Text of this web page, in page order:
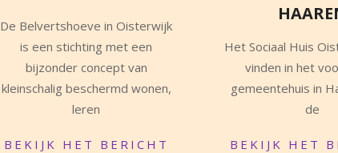
10-
De Belvertshoeve in Oisterwijk
is een stichting met een
bijzonder concept van
kleinschalig beschermd wonen,
leren
BEKIJK HET BERICHT
03-
Het Sociaal Huis
vinden in het
gemeentehuis in
de
BEKIJK HET